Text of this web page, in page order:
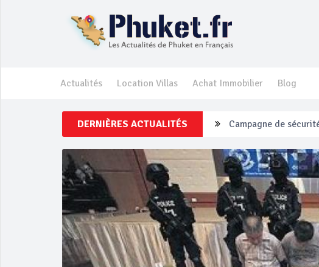
Actualités Location Villas Achat Immobilier Blog
DERNIÈRES ACTUALITÉS Un touriste français
Phuket Peranakan
‘Phuket Eye’
Phuket augmente les
Campagne de